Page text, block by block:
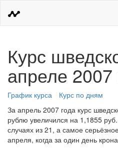
Курс
апреле 2007
График курса
Курс по дням
За апрель 2007 года курс
рублю увеличился на 1,1855
случаях из 21, а самое
апреля, когда за один день